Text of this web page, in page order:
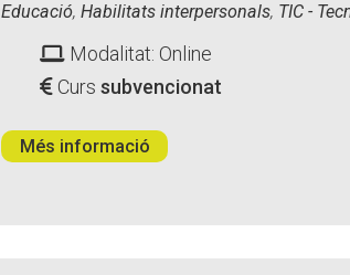
Educació,Habilitats interpersonals, TIC -
Modalitat: Online
Curssubvencionat
Més informació